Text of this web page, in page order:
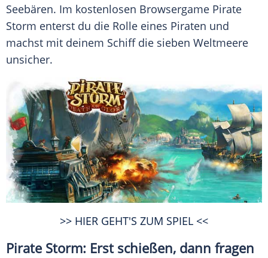
Seebären. Im kostenlosen Browsergame Pirate
Storm enterst du die Rolle eines Piraten und
machst mit deinem Schiff die sieben Weltmeere
unsicher.
>> HIER GEHT'S ZUM SPIEL <<
Pirate Storm: Erst schießen, dann fragen